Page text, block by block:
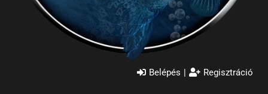
Belépés | Regisztráció